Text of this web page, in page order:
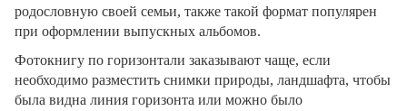
родословную своей семьи, также такой формат популярен
при оформлении выпускных альбомов.
Фотокнигу по горизонтали заказывают чаще, если
необходимо разместить снимки природы, ландшафта, чтобы
была видна линия горизонта или можно было